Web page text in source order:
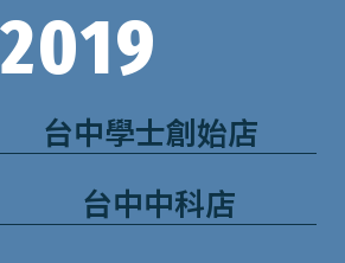
2019
台中學士創始店
台中中科店